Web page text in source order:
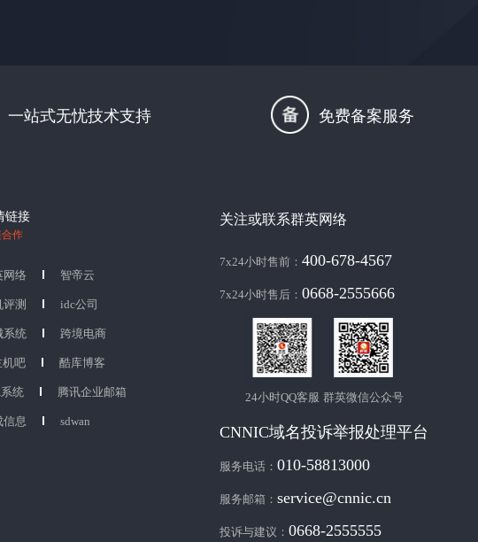
一站式无忧技术支持 免费备案服务
链接
作
网络
智帝云
评测
idc公司
系统
跨境电商
机吧
酷库博客
统
腾讯企业邮箱
信息
sdwan
关注或联系群英网络
7x24小时售前： 400-678-4567
7x24小时售后： 0668-2555666
24小时QQ客服 群英微信公众号
CNNIC域名投诉举报处理平台
服务电话： 010-58813000
服务邮箱： service@cnnic.cn
投诉与建议： 0668-2555555